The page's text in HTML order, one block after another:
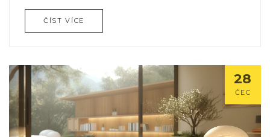
poslední rada? Nezapomeňte na důležitost
nezapomenutelnému zážitku!
ČÍST VÍCE
28
ČEC